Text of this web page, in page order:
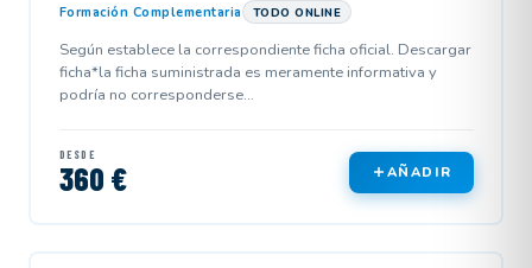
Formación Complementaria TODO ONLINE
Según establece la correspondiente ficha oficial. Descargar
ficha*la ficha suministrada es meramente informativa y
podría no corresponderse...
DESDE
360 € AÑADIR